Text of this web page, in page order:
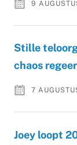
9
Stille
chaos
7
Joey loopt